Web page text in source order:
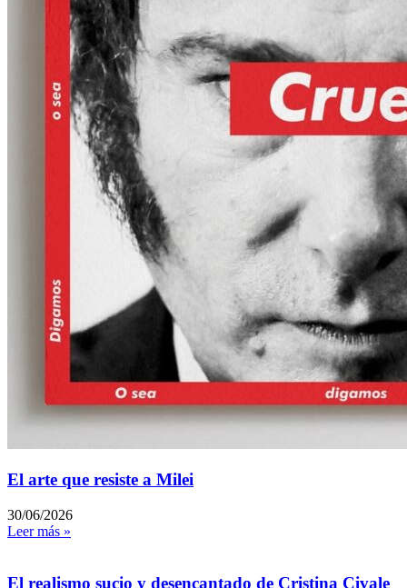
El arte que resiste a Milei
30/06/2026
Leer más »
El realismo sucio y desencantado de Cristina Civale